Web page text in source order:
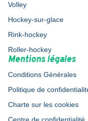
Volley
Hockey-sur-glace
Rink-hockey
Roller-hockey
Mentions légales
Conditions Générales
Politique de
Charte sur les cookies